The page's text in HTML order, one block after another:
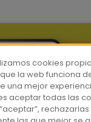
Hemeroteca
Contacto
Prensa
cookies
la web funciona
una mejor
aceptar todas las